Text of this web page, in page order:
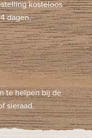
kosteloos
dagen.
te helpen bij de
sieraad.